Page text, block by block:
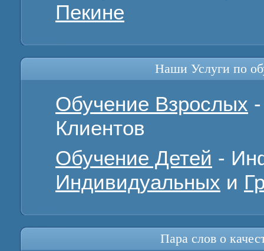
Пекине
Наши Услуги по
Обучение Взрослых
Клиентов
Обучение Детей -
Индивидуальных и
Пара слов о